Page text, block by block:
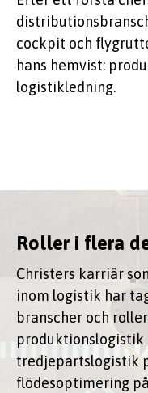
cockpit och
hans hemvist:
logistikledning.
Roller i flera
Christers karriär
inom logistik har
branscher och
produktionslogistik
tredjepartslogistik
flödesoptimering